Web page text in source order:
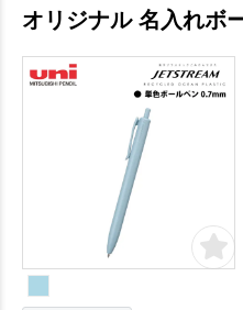
オリジナル 名入れボ